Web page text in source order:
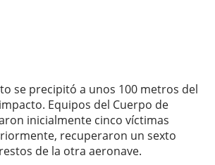
se precipitó a unos 100 metros del
Equipos del Cuerpo de
inicialmente cinco víctimas
recuperaron un sexto
de la otra aeronave.